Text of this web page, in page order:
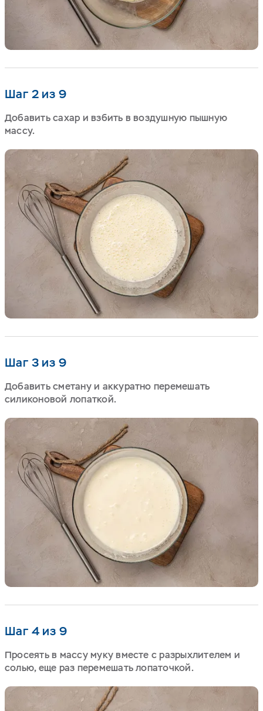
Шаг 2 из 9
Добавить сахар и взбить в воздушную пышную
массу.
Шаг 3 из 9
Добавить сметану и аккуратно перемешать
силиконовой лопаткой.
Шаг 4 из 9
Просеять в массу муку вместе с разрыхлителем и
солью, еще раз перемешать лопаточкой.